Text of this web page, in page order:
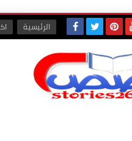
الرئيسية